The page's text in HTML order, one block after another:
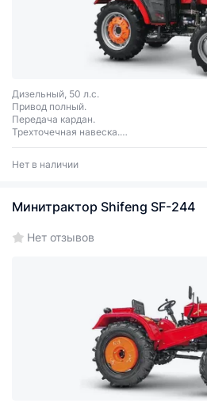
Дизельный, 50 л.с.
Привод полный.
Передача кардан.
Трехточечная навеска.
Объем двигателя 3170 куб.см, 2400 об./
Нет в наличии
Минитрактор Shifeng SF-244
Нет отзывов